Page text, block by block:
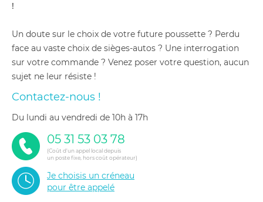
!
Un doute sur le choix de votre future poussette ? Perdu
face au vaste choix de sièges-autos ? Une interrogation
sur votre commande ? Venez poser votre question, aucun
sujet ne leur résiste !
Contactez-nous !
du lundi au vendredi de 10h à 17h
05 31 53 03 78
(Coût d'un appel local depuis
un poste fixe, hors coût opérateur)
Je choisis un créneau
pour être appelé